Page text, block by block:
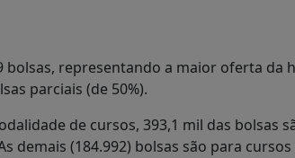
bolsas, representando a maior oferta da
parciais (de 50%).
de cursos, 393,1 mil das bolsas
demais (184.992) bolsas são para